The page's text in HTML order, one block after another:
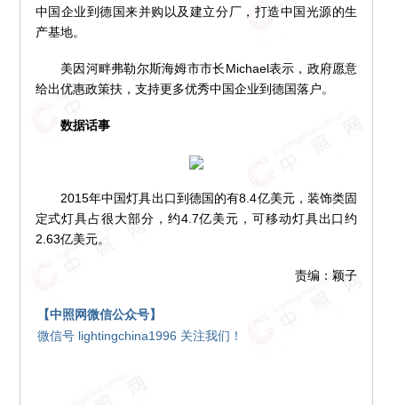
中国企业到德国来并购以及建立分厂，打造中国光源的生
产基地。
美因河畔弗勒尔斯海姆市市长Michael表示，政府愿意
给出优惠政策扶，支持更多优秀中国企业到德国落户。
数据话事
2015年中国灯具出口到德国的有8.4亿美元，装饰类固
定式灯具占很大部分，约4.7亿美元，可移动灯具出口约
2.63亿美元。
责编：颖子
【中照网微信公众号】
微信号 lightingchina1996 关注我们！